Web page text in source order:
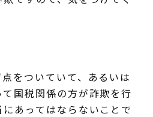
をついていて、あるいは
国税関係の方が詐欺を行
あってはならないことで